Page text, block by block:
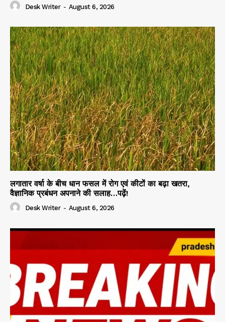
Desk Writer - August 6, 2026
लगातार वर्षा के बीच धान फसल में रोग एवं कीटों का बढ़ा खतरा,
वैज्ञानिक प्रबंधन अपनाने की सलाह…पढ़ें!
Desk Writer - August 6, 2026